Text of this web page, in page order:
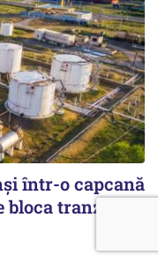
într-o capcană
tranzacții